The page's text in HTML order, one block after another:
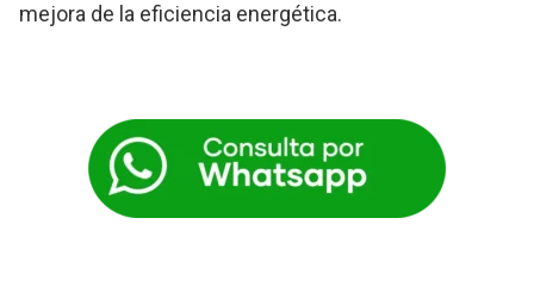
mejora de la eficiencia energética.